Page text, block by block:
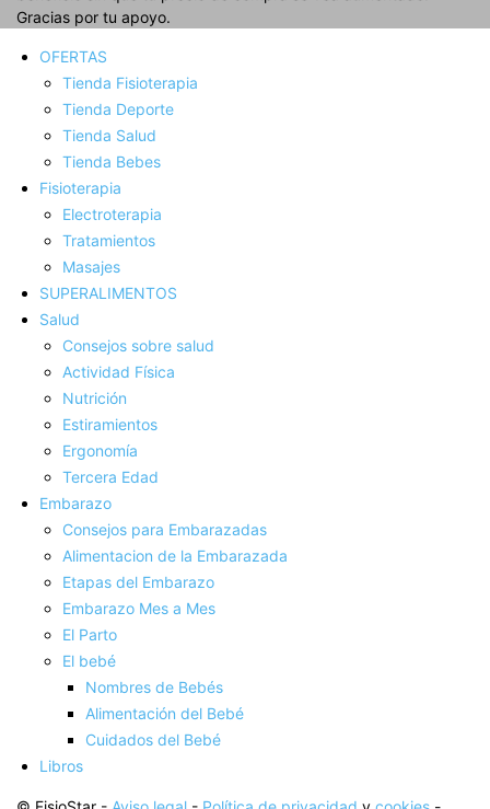
Gracias por tu apoyo.
OFERTAS
Tienda Fisioterapia
Tienda Deporte
Tienda Salud
Tienda Bebes
Fisioterapia
Electroterapia
Tratamientos
Masajes
SUPERALIMENTOS
Salud
Consejos sobre salud
Actividad Fí­sica
Nutrición
Estiramientos
Ergonomí­a
Tercera Edad
Embarazo
Consejos para Embarazadas
Alimentacion de la Embarazada
Etapas del Embarazo
Embarazo Mes a Mes
El Parto
El bebé
Nombres de Bebés
Alimentación del Bebé
Cuidados del Bebé
Libros